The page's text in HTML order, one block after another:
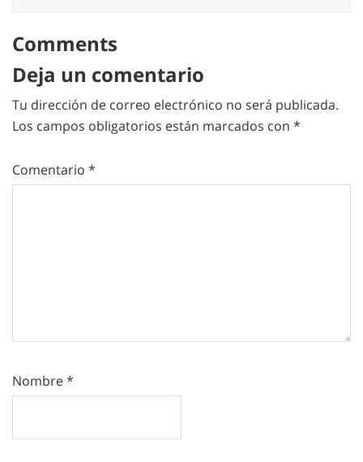
Comments
Deja un comentario
Tu dirección de correo electrónico no será publicada.
Los campos obligatorios están marcados con *
Comentario *
Nombre*